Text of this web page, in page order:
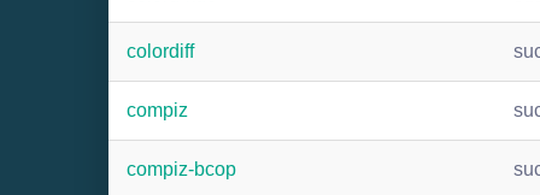
colordiff
compiz
compiz-bcop